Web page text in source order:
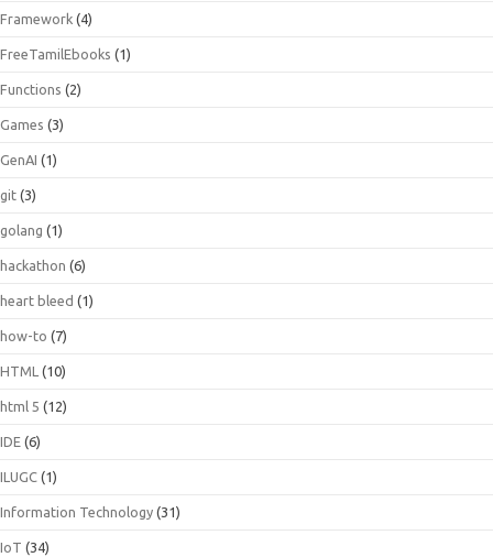
Framework (4)
FreeTamilEbooks (1)
Functions (2)
Games (3)
GenAI (1)
git (3)
golang (1)
hackathon (6)
heart bleed (1)
how-to (7)
HTML (10)
html 5 (12)
IDE (6)
ILUGC (1)
Information Technology (31)
IoT (34)